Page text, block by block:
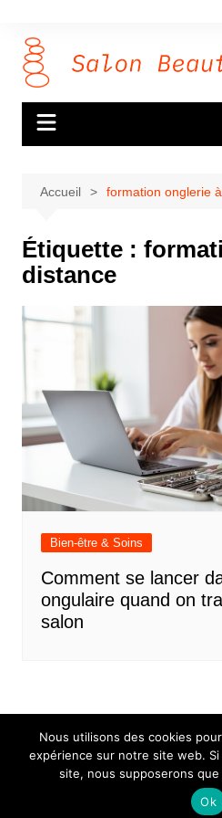
contenu
Accueil formation onglerie
Étiquette :
distance
Bien-être & Soins
Comment se lancer
ongulaire quand on
salon
Nous utilisons des cookies
expérience sur notre site web.
site, nous supposerons
Ok